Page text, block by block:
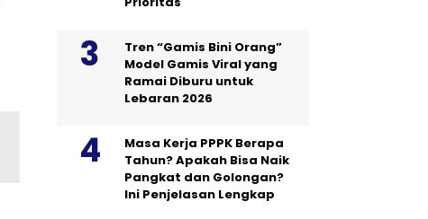
Tren “Gamis Bini Orang”
Model Gamis Viral yang
Ramai Diburu untuk
Lebaran 2026
Masa Kerja PPPK Berapa
Tahun? Apakah Bisa Naik
Pangkat dan Golongan?
Ini Penjelasan Lengkap